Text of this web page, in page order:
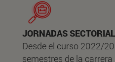
JORNADAS
Desde el curso 2022/
semestres de la